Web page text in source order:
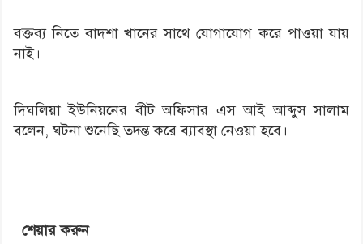
বক্তব্য নিতে বাদশা খানের সাথে যোগাযোগ করে পাওয়া যায়
নাই।
দিঘলিয়া ইউনিয়নের বীট অফিসার এস আই আব্দুস সালাম
বলেন, ঘটনা শুনেছি তদন্ত করে ব্যাবস্থা নেওয়া হবে।
শেয়ার করুন